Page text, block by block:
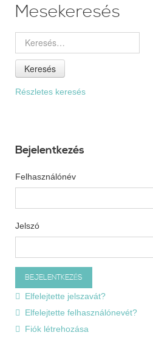
Mesekeresés
Keresés
Részletes keresés
Bejelentkezés
Felhasználónév
Jelszó
Elfelejtette jelszavát?
Elfelejtette felhasználónevét?
Fiók létrehozása